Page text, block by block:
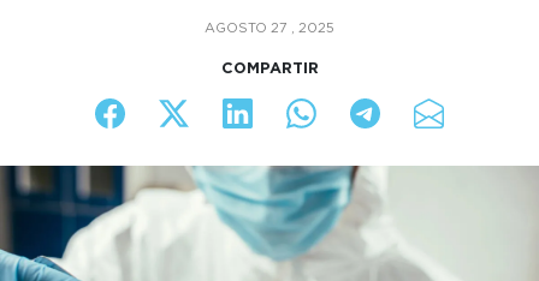
AGOSTO 27 , 2025
COMPARTIR